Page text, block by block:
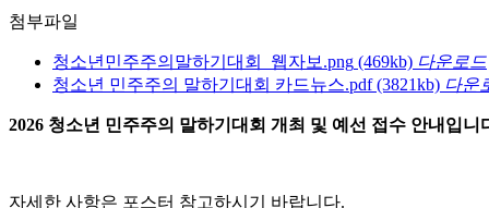
첨부파일
청소년민주주의말하기대회_웹자보.png (469kb) 다운로드
청소년 민주주의 말하기대회 카드뉴스.pdf (3821kb) 다운
2026 청소년 민주주의 말하기대회 개최 및 예선 접수 안내입니
자세한 사항은 포스터 참고하시기 바랍니다.